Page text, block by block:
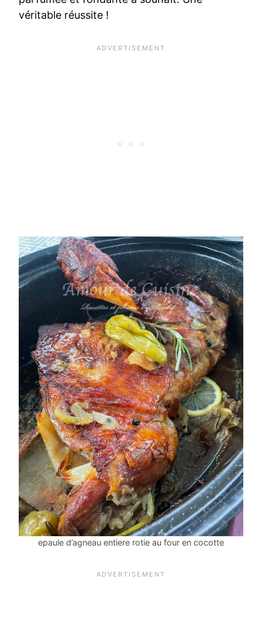
véritable réussite !
epaule d’agneau entiere rotie au four en cocotte